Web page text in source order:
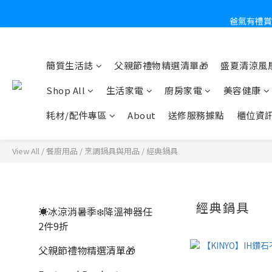
簡質生活誌 父親節禮物精選清單🎁
盛夏清涼
Shop All
生活家電 廚房家電
美容健康
耗材/配件專區
About 送修服務據點 櫃位資
View All /餐廚用品 / 烹調鍋具與用品 / 經典鍋具
☀️冰涼消暑季❄️降溫神器任
2件9折
父親節禮物精選清單🎁
經典鍋具